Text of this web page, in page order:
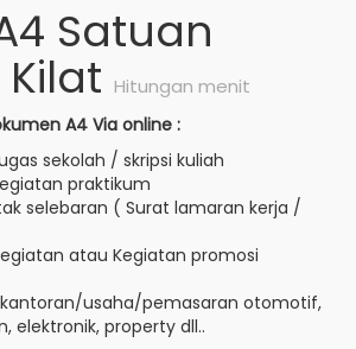
Satuan
Hitungan menit
A4 Via online :
sekolah / skripsi kuliah
praktikum
selebaran ( Surat lamaran kerja /
atau Kegiatan promosi
usaha/pemasaran otomotif,
elektronik, property dll..